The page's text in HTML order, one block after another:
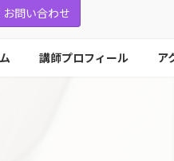
お問い合わせ
講師プロフィール ア